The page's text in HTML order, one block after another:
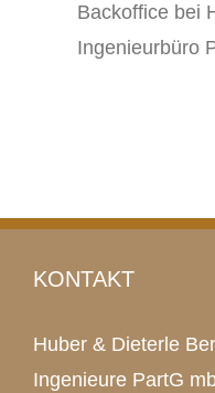
Backoffice bei
Ingenieurbüro
KONTAKT
Huber & Dieterle
Ingenieure PartG